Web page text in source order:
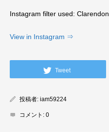
Instagram filter used: Clarendon
View in Instagram ⇒
Tweet
投稿者: iam59224
コメント: 0